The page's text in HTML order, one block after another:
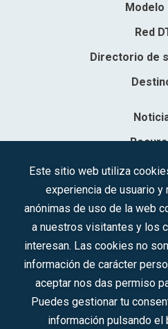
Modelo
Red
Directorio de
Sociedad Mercantil Estatal para la
Síguenos en
Este sitio web utiliza
experiencia de usuario
anónimas de uso de la web
a nuestros visitantes y los
interesan. Las cookies no
información de carácter
aceptar nos das permiso
Puedes gestionar tu
información pulsando el